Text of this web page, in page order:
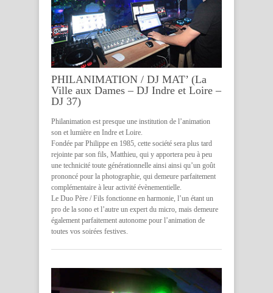
PHILANIMATION / DJ MAT’ (La
Ville aux Dames – DJ Indre et Loire –
DJ 37)
Philanimation est presque une institution de l’animation
son et lumière en Indre et Loire.
Fondée par Philippe en 1985, cette société sera plus tard
rejointe par son fils, Matthieu, qui y apportera peu à peu
une technicité toute générationnelle ainsi ainsi qu’un goût
prononcé pour la photographie, qui demeure parfaitement
complémentaire à leur activité évènementielle.
Le Duo Père / Fils fonctionne en harmonie, l’un étant un
pro de la sono et l’autre un expert du micro, mais demeure
également parfaitement autonome pour l’animation de
toutes vos soirées festives.